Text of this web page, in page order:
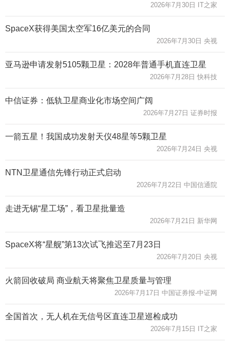
2026年7月30日 IT之家
SpaceX获得美国太空军16亿美元的合同
2026年7月30日 央视
亚马逊申请发射5105颗卫星：2028年普通手机直连卫星
2026年7月28日 快科技
中信证券：低轨卫星商业化市场空间广阔
2026年7月27日 证券时报
一箭五星！我国成功发射天仪48星等5颗卫星
2026年7月24日 央视
NTN卫星通信先锋行动正式启动
2026年7月22日 中国信通院
走进无锡“星工场”，看卫星批量造
2026年7月21日 新华网
SpaceX将“星舰”第13次试飞推迟至7月23日
2026年7月20日 央视
火箭回收破局 商业航天将聚焦卫星质量与管理
2026年7月17日 中国证券报-中证网
全国首次，无人机在无信号区直连卫星巡检成功
2026年7月15日 IT之家